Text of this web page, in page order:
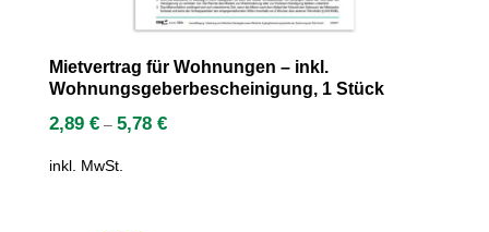
Mietvertrag für Wohnungen – inkl.
Wohnungsgeberbescheinigung, 1 Stück
2,89 €– 5,78 €
inkl. MwSt.